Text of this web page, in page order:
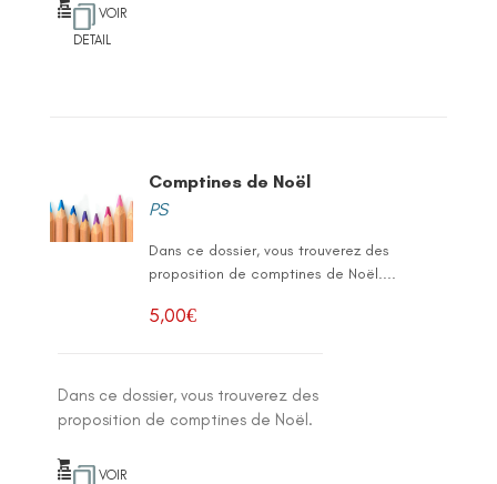
VOIR
DETAIL
Comptines de Noël
PS
Dans ce dossier, vous trouverez des
proposition de comptines de Noël....
5,00€
Dans ce dossier, vous trouverez des
proposition de comptines de Noël.
VOIR